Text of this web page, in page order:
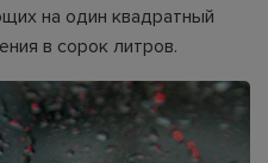
на один квадратный
в сорок литров.